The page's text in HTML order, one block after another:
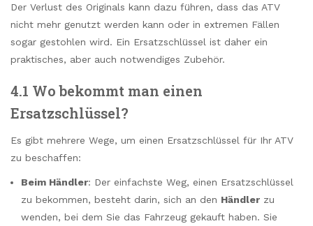
Der Verlust des Originals kann dazu führen, dass das ATV
nicht mehr genutzt werden kann oder in extremen Fällen
sogar gestohlen wird. Ein Ersatzschlüssel ist daher ein
praktisches, aber auch notwendiges Zubehör.
4.1 Wo bekommt man einen
Ersatzschlüssel?
Es gibt mehrere Wege, um einen Ersatzschlüssel für Ihr ATV
zu beschaffen:
Beim Händler: Der einfachste Weg, einen Ersatzschlüssel
zu bekommen, besteht darin, sich an den Händler zu
wenden, bei dem Sie das Fahrzeug gekauft haben. Sie